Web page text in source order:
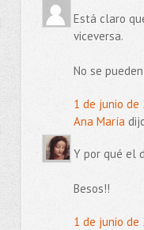
Está claro
viceversa.
No se
1 de junio de
Ana María
Y por qué el
Besos!!
1 de junio de